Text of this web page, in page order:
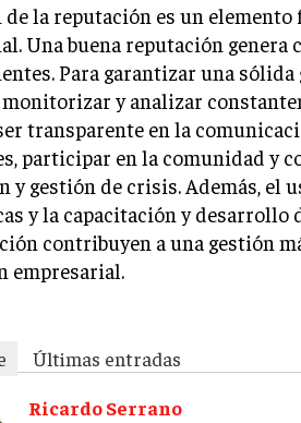
de la reputación es un
Una buena reputación genera
Para garantizar una
y analizar
transparente en la
participar en la comunidad y
y gestión de crisis. Además, el
y la capacitación y desarrollo
contribuyen a una gestión
empresarial.
Últimas entradas
Ricardo Serrano